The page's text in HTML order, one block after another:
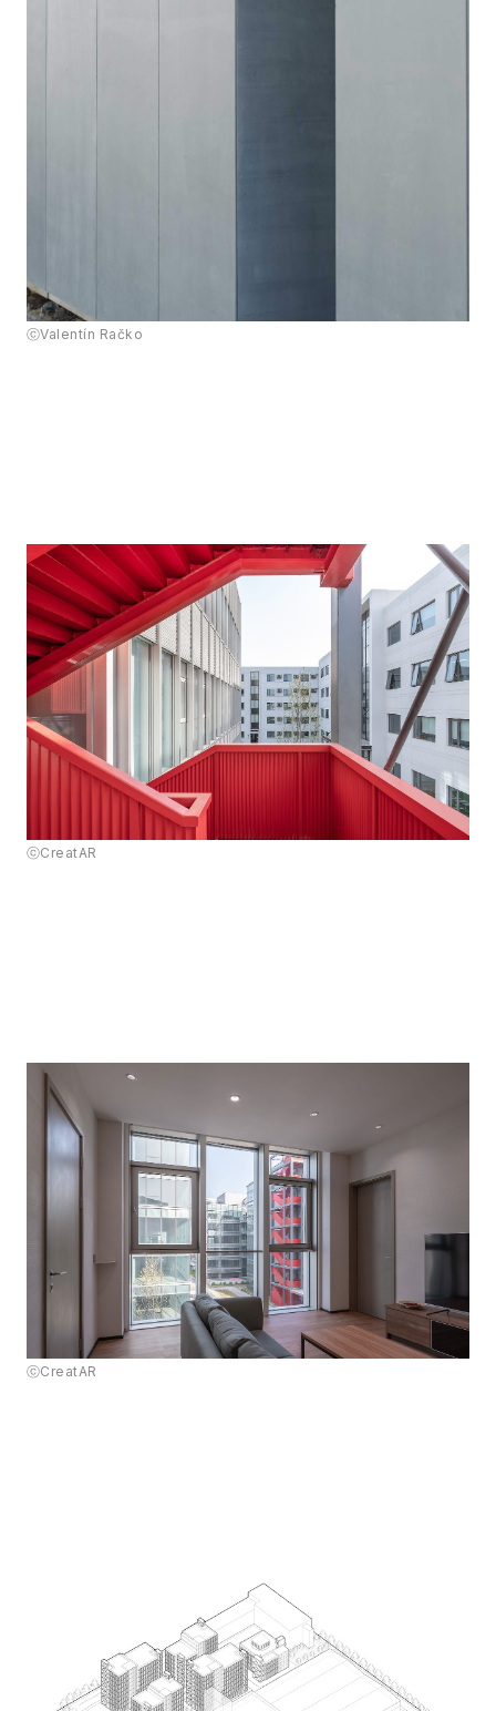
ⓒValentín Račko
ⓒCreatAR
ⓒCreatAR